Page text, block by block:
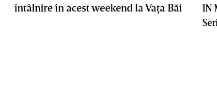
întâlnire în acest weekend la Vaţa Băi
IN